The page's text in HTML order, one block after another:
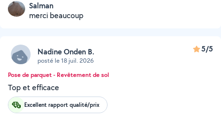
Salman
merci beaucoup
Nadine Onden B.
posté le 18 juil. 2026
5/5
Pose de parquet - Revêtement de sol
Top et efficace
Excellent rapport qualité/prix